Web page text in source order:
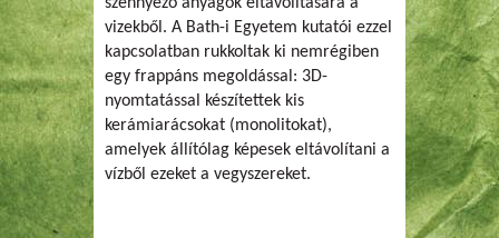
szennyező anyagok eltávolítására a
vizekből. A Bath-i Egyetem kutatói ezzel
kapcsolatban rukkoltak ki nemrégiben
egy frappáns megoldással: 3D-
nyomtatással készítettek kis
kerámiarácsokat (monolitokat),
amelyek állítólag képesek eltávolítani a
vízből ezeket a vegyszereket.